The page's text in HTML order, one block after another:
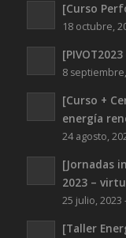
[Curso
18 octubre,
8
[Curso +
energía
24 agosto,
[Jornadas
2023 –
25 julio, 2023
[Taller